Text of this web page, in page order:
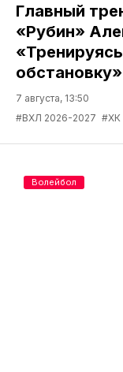
Главный
«Рубин»
обстановку»
7 августа, 13:50
#ВХЛ 2026-2027 #ХК
Волейбол